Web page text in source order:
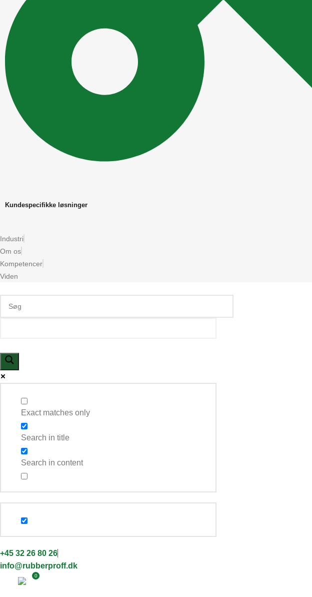
Kundespecifikke løsninger
Industri
Om os
Kompetencer
Viden
Exact matches only
Search in title
Search in content
+45 32 26 80 26
info@rubberproff.dk
0